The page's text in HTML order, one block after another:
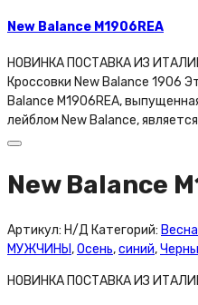
New Balance M1906REA
НОВИНКА ПОСТАВКА ИЗ
Кроссовки New Balance 1906
Balance M1906REA,
лейблом New Balance,
New Balance
Артикул: Н/Д Категорий: Весна
МУЖЧИНЫ ,Осень,синий,
НОВИНКА ПОСТАВКА ИЗ